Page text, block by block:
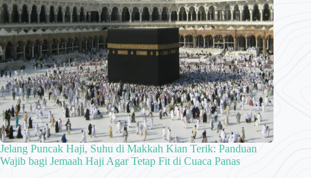
Jelang Puncak Haji, Suhu di Makkah Kian Terik: Panduan
Wajib bagi Jemaah Haji Agar Tetap Fit di Cuaca Panas